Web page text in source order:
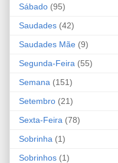
Sábado (95)
Saudades (42)
Saudades Mãe (9)
Segunda-Feira (55)
Semana (151)
Setembro (21)
Sexta-Feira (78)
Sobrinha (1)
Sobrinhos (1)